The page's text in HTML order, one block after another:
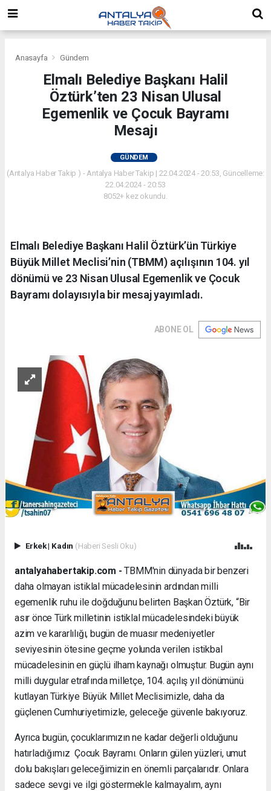
Anasayfa Gündem
Elmalı Belediye Başkanı Halil
Öztürk’ten 23 Nisan Ulusal
Egemenlik ve Çocuk Bayramı
Mesajı
GÜNDEM
(Antalya Haber Takip ) - Antalya Haber Takip | 22.04.2024 - 20:53, Güncelleme:
22.04.2024 - 20:53
8052+ kez okundu.
Elmalı Belediye Başkanı Halil Öztürk’ün Türkiye
Büyük Millet Meclisi’nin (TBMM) açılışının 104. yıl
dönümü ve 23 Nisan Ulusal Egemenlik ve Çocuk
Bayramı dolayısıyla bir mesaj yayımladı.
ABONE OL
Erkek| Kadın (Haberi Sesli Oku)
antalyahabertakip.com - TBMM'nin dünyada bir benzeri
daha olmayan istiklal mücadelesinin ardından milli
egemenlik ruhu ile doğduğunu belirten Başkan Öztürk, “Bir
asır önce Türk milletinin istiklal mücadelesindeki büyük
azim ve kararlılığı, bugün de muasır medeniyetler
seviyesinin ötesine geçme yolunda verilen istikbal
mücadelesinin en güçlü ilham kaynağı olmuştur. Bugün aynı
milli duygular etrafında milletçe, 104. açılış yıl dönümünü
kutlayan Türkiye Büyük Millet Meclisimizle, daha da
güçlenen Cumhuriyetimizle, geleceğe güvenle bakıyoruz.
Ayrıca bugün, çocuklarımızın ne kadar değerli olduğunu
hatırladığımız Çocuk Bayramı. Onların gülen yüzleri, umut
dolu bakışları geleceğimizin en önemli parçalarıdır. Onlara
sadece sevgi ve ilgi göstermekle kalmayalım, aynı